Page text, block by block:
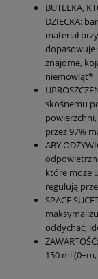
BUTELKA,
DZIECKA:
materiał
dopasowuje
znajome,
niemowląt*
skośnemu
przez 97%
ABY
które może
regulują
SPACE
oddychać;
150 ml